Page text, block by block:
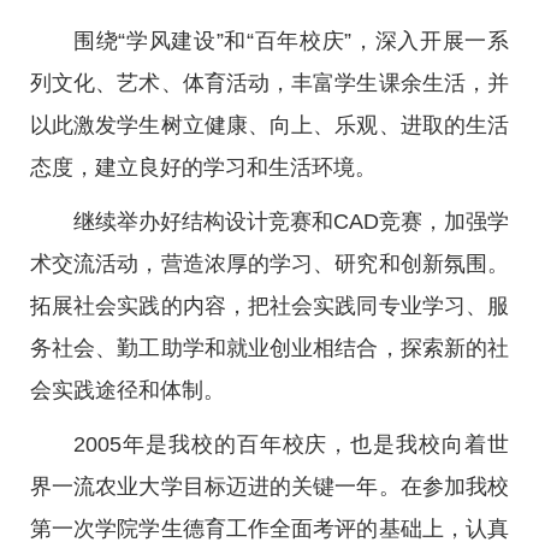
围绕“学风建设”和“百年校庆”，深入开展一系
列文化、艺术、体育活动，丰富学生课余生活，并
以此激发学生树立健康、向上、乐观、进取的生活
态度，建立良好的学习和生活环境。
继续举办好结构设计竞赛和CAD竞赛，加强学
术交流活动，营造浓厚的学习、研究和创新氛围。
拓展社会实践的内容，把社会实践同专业学习、服
务社会、勤工助学和就业创业相结合，探索新的社
会实践途径和体制。
2005年是我校的百年校庆，也是我校向着世
界一流农业大学目标迈进的关键一年。在参加我校
第一次学院学生德育工作全面考评的基础上，认真